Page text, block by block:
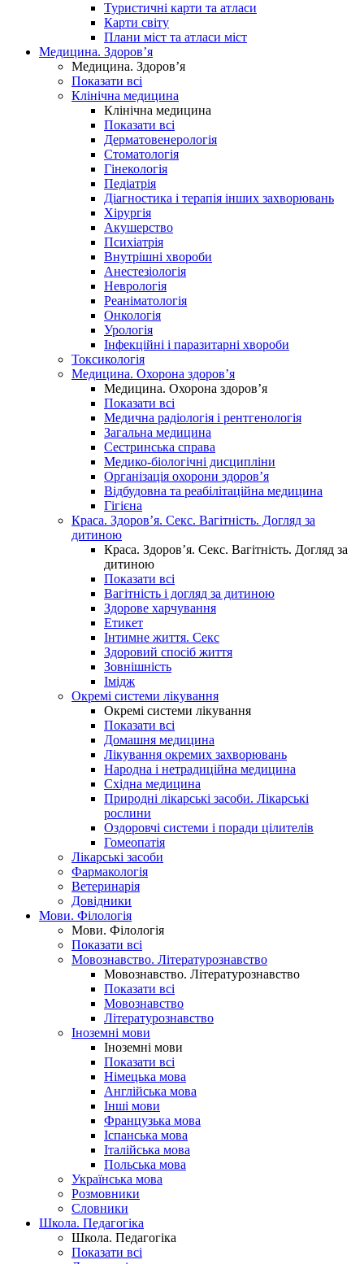
Туристичні карти та атласи
Карти світу
Плани міст та атласи міст
Медицина. Здоров’я
Медицина. Здоров’я
Показати всі
Клінічна медицина
Клінічна медицина
Показати всі
Дерматовенерологія
Стоматологія
Гінекологія
Педіатрія
Діагностика і терапія інших захворювань
Хірургія
Акушерство
Психіатрія
Внутрішні хвороби
Анестезіологія
Неврологія
Реаніматологія
Онкологія
Урологія
Інфекційні і паразитарні хвороби
Токсикологія
Медицина. Охорона здоров’я
Медицина. Охорона здоров’я
Показати всі
Медична радіологія і рентгенологія
Загальна медицина
Сестринська справа
Медико-біологічні дисципліни
Організація охорони здоров’я
Відбудовна та реабілітаційна медицина
Гігієна
Краса. Здоров’я. Секс. Вагітність. Догляд за
дитиною
Краса. Здоров’я. Секс. Вагітність. Догляд за
дитиною
Показати всі
Вагітність і догляд за дитиною
Здорове харчування
Етикет
Інтимне життя. Секс
Здоровий спосіб життя
Зовнішність
Імідж
Окремі системи лікування
Окремі системи лікування
Показати всі
Домашня медицина
Лікування окремих захворювань
Народна і нетрадиційна медицина
Східна медицина
Природні лікарські засоби. Лікарські
рослини
Оздоровчі системи і поради цілителів
Гомеопатія
Лікарські засоби
Фармакологія
Ветеринарія
Довідники
Мови. Філологія
Мови. Філологія
Показати всі
Мовознавство. Літературознавство
Мовознавство. Літературознавство
Показати всі
Мовознавство
Літературознавство
Іноземні мови
Іноземні мови
Показати всі
Німецька мова
Англійська мова
Інші мови
Французька мова
Іспанська мова
Італійська мова
Польська мова
Українська мова
Розмовники
Словники
Школа. Педагогіка
Школа. Педагогіка
Показати всі